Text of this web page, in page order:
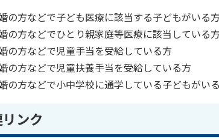
の方などで子ども医療に該当する子どもがいる
の方などでひとり親家庭等医療に該当している
の方などで児童手当を受給している方
の方などで児童扶養手当を受給している方
の方などで小中学校に通学している子どもがい
リンク